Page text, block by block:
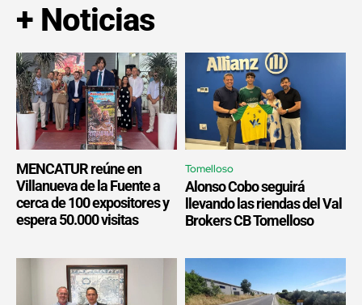
+ Noticias
MENCATUR reúne en
Villanueva de la Fuente a
cerca de 100 expositores y
espera 50.000 visitas
Tomelloso
Alonso Cobo seguirá
llevando las riendas del Val
Brokers CB Tomelloso